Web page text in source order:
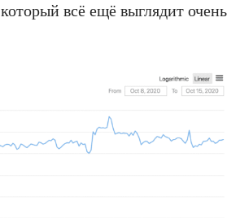
всё ещё выглядит очень